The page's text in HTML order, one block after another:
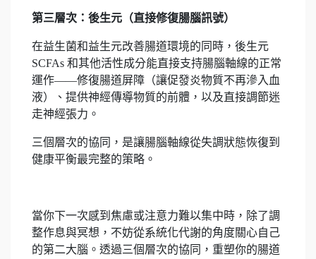
第三層次：後生元（直接修復腸腦訊號）
在益生菌和益生元改善腸道環境的同時，後生元
SCFAs 和其他活性成分能直接支持腸腦軸線的正常
運作——修復腸道屏障（讓促發炎物質不再滲入血
液）、提供神經傳導物質的前體，以及直接調節迷
走神經張力。
三個層次的協同，是讓腸腦軸線從失調狀態恢復到
健康平衡最完整的策略。
當你下一次感到焦慮或注意力難以集中時，除了調
整作息與冥想，不妨從系統化代謝的角度關心自己
的第二大腦。透過三個層次的協同，重塑你的腸道